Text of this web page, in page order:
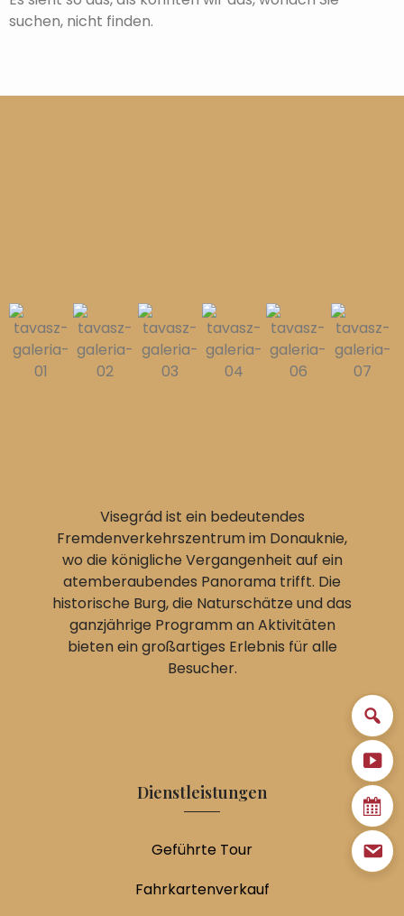
suchen, nicht finden.
Visegrád ist ein bedeutendes
Fremdenverkehrszentrum im Donauknie,
wo die königliche Vergangenheit auf ein
atemberaubendes Panorama trifft. Die
historische Burg, die Naturschätze und das
ganzjährige Programm an Aktivitäten
bieten ein großartiges Erlebnis für alle
Besucher.
Dienstleistungen
Geführte Tour
Fahrkartenverkauf